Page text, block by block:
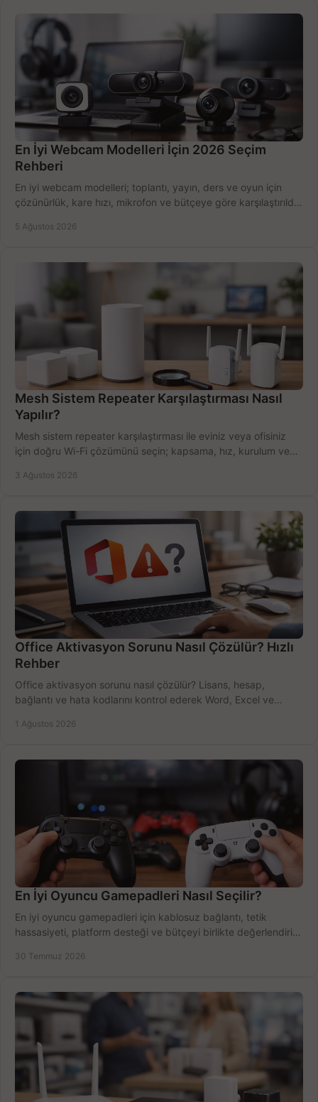
En İyi Webcam Modelleri İçin 2026 Seçim
Rehberi
En iyi webcam modelleri; toplantı, yayın, ders ve oyun için
çözünürlük, kare hızı, mikrofon ve bütçeye göre karşılaştırıldı.
5 Ağustos 2026
Mesh Sistem Repeater Karşılaştırması Nasıl
Yapılır?
Mesh sistem repeater karşılaştırması ile eviniz veya ofisiniz
için doğru Wi-Fi çözümünü seçin; kapsama, hız, kurulum ve
3 Ağustos 2026
Office Aktivasyon Sorunu Nasıl Çözülür? Hızlı
Rehber
Office aktivasyon sorunu nasıl çözülür? Lisans, hesap,
bağlantı ve hata kodlarını kontrol ederek Word, Excel ve
1 Ağustos 2026
En İyi Oyuncu Gamepadleri Nasıl Seçilir?
En iyi oyuncu gamepadleri için kablosuz bağlantı, tetik
hassasiyeti, platform desteği ve bütçeyi birlikte değerlendirin;
30 Temmuz 2026